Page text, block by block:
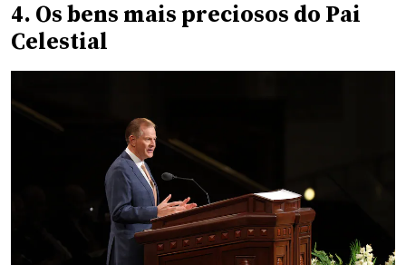
4. Os bens mais preciosos do Pai
Celestial